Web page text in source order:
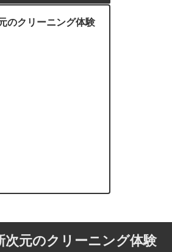
のクリーニング体験
元のクリーニング体験